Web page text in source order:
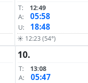
T:
12:49
A:
05:58
U: 18:48
☀ 12:23 (54°)
10.
T:
13:08
A:
05:47